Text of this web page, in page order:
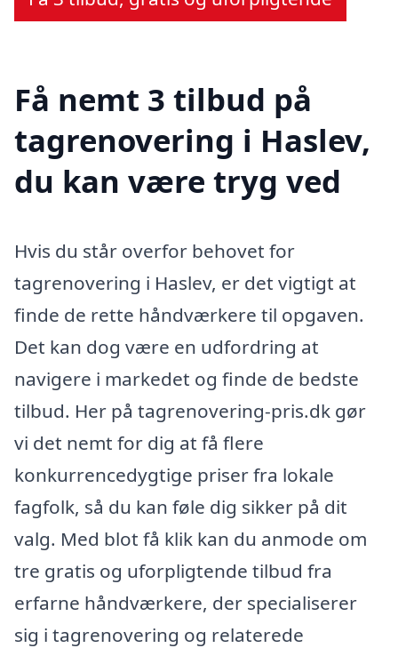
Få nemt 3 tilbud på
tagrenovering i Haslev,
du kan være tryg ved
Hvis du står overfor behovet for
tagrenovering i Haslev, er det vigtigt at
finde de rette håndværkere til opgaven.
Det kan dog være en udfordring at
navigere i markedet og finde de bedste
tilbud. Her på tagrenovering-pris.dk gør
vi det nemt for dig at få flere
konkurrencedygtige priser fra lokale
fagfolk, så du kan føle dig sikker på dit
valg. Med blot få klik kan du anmode om
tre gratis og uforpligtende tilbud fra
erfarne håndværkere, der specialiserer
sig i tagrenovering og relaterede